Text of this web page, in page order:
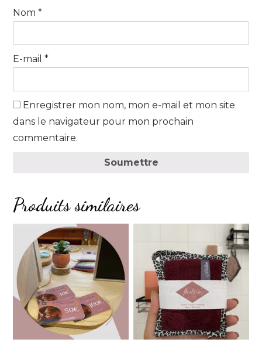
Nom *
E-mail *
Enregistrer mon nom, mon e-mail et mon site
dans le navigateur pour mon prochain
commentaire.
Soumettre
Produits similaires
Ce
produit
a
plusieurs
variations.
Les
options
peuvent
être